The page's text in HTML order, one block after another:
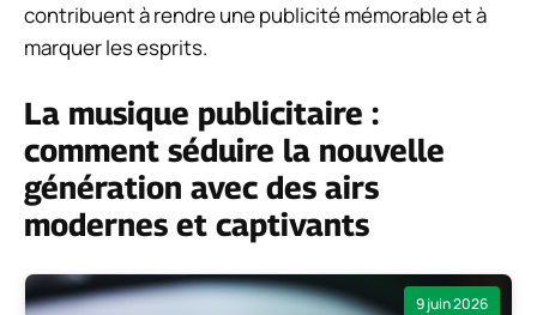
contribuent à rendre une publicité mémorable et à
marquer les esprits.
La musique publicitaire :
comment séduire la nouvelle
génération avec des airs
modernes et captivants
9 juin 2026